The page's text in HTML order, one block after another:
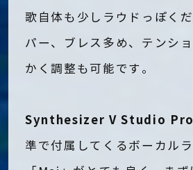
歌自体も少しラウドっぽく
パー、ブレス多め、テンシ
かく調整も可能です。
Synthesizer V Studio Pro
準で付属してくるボーカル